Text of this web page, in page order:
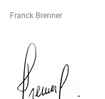
Franck Brenner